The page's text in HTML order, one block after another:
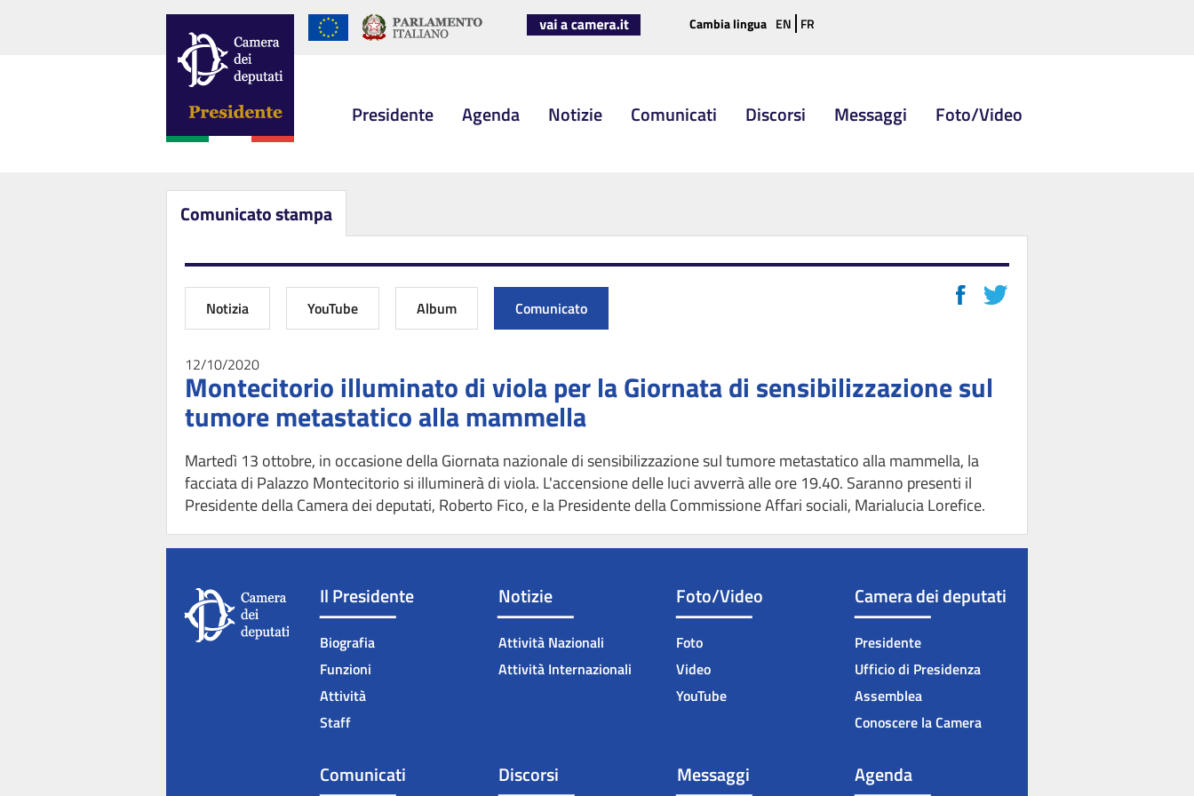
Cambia lingua EN FR
Presidente Agenda Notizie Comunicati Discorsi Messaggi Foto/Video
Comunicato stampa
Notizia YouTube Album Comunicato
12/10/2020
Montecitorio illuminato di viola per la Giornata di sensibilizzazione sul
tumore metastatico alla mammella
Martedì 13 ottobre, in occasione della Giornata nazionale di sensibilizzazione sul tumore metastatico alla mammella, la
facciata di Palazzo Montecitorio si illuminerà di viola. L'accensione delle luci avverrà alle ore 19.40. Saranno presenti il
Presidente della Camera dei deputati, Roberto Fico, e la Presidente della Commissione Affari sociali, Marialucia Lorefice.
Il Presidente
Biografia
Funzioni
Attività
Staff
Notizie
Attività Nazionali
Attività Internazionali
Foto/Video
Foto
Video
YouTube
Camera dei deputati
Presidente
Ufficio di Presidenza
Assemblea
Conoscere la Camera
Comunicati Discorsi Messaggi Agenda